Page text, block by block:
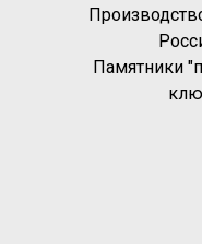
Памятники